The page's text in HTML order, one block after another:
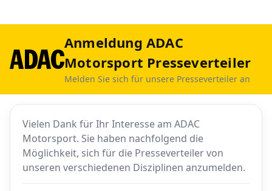
Anmeldung ADAC
Motorsport Presseverteiler
Melden Sie sich für unsere Presseverteiler an
Vielen Dank für Ihr Interesse am ADAC
Motorsport. Sie haben nachfolgend die
Möglichkeit, sich für die Presseverteiler von
unseren verschiedenen Disziplinen anzumelden.